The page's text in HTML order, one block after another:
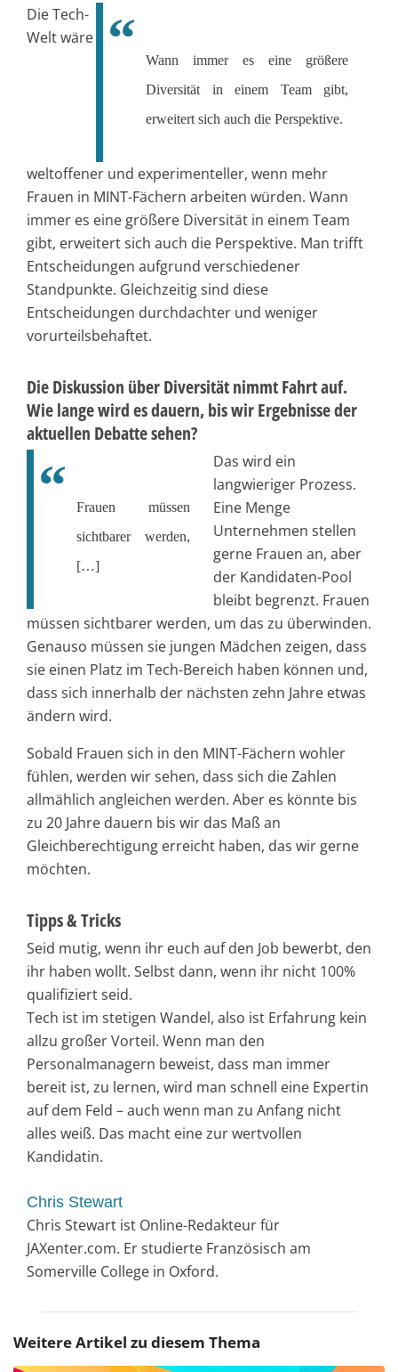
Wann immer es eine größere
Diversität in einem Team gibt,
erweitert sich auch die Perspektive.
Die Tech-
Welt wäre
weltoffener und experimenteller, wenn mehr
Frauen in MINT-Fächern arbeiten würden. Wann
immer es eine größere Diversität in einem Team
gibt, erweitert sich auch die Perspektive. Man trifft
Entscheidungen aufgrund verschiedener
Standpunkte. Gleichzeitig sind diese
Entscheidungen durchdachter und weniger
vorurteilsbehaftet.
Die Diskussion über Diversität nimmt Fahrt auf.
Wie lange wird es dauern, bis wir Ergebnisse der
aktuellen Debatte sehen?
Frauen müssen
sichtbarer werden,
[…]
Das wird ein
langwieriger Prozess.
Eine Menge
Unternehmen stellen
gerne Frauen an, aber
der Kandidaten-Pool
bleibt begrenzt. Frauen
müssen sichtbarer werden, um das zu überwinden.
Genauso müssen sie jungen Mädchen zeigen, dass
sie einen Platz im Tech-Bereich haben können und,
dass sich innerhalb der nächsten zehn Jahre etwas
ändern wird.
Sobald Frauen sich in den MINT-Fächern wohler
fühlen, werden wir sehen, dass sich die Zahlen
allmählich angleichen werden. Aber es könnte bis
zu 20 Jahre dauern bis wir das Maß an
Gleichberechtigung erreicht haben, das wir gerne
möchten.
Tipps & Tricks
Seid mutig, wenn ihr euch auf den Job bewerbt, den
ihr haben wollt. Selbst dann, wenn ihr nicht 100%
qualifiziert seid.
Tech ist im stetigen Wandel, also ist Erfahrung kein
allzu großer Vorteil. Wenn man den
Personalmanagern beweist, dass man immer
bereit ist, zu lernen, wird man schnell eine Expertin
auf dem Feld – auch wenn man zu Anfang nicht
alles weiß. Das macht eine zur wertvollen
Kandidatin.
Chris Stewart
Chris Stewart ist Online-Redakteur für
JAXenter.com. Er studierte Französisch am
Somerville College in Oxford.
Weitere Artikel zu diesem Thema